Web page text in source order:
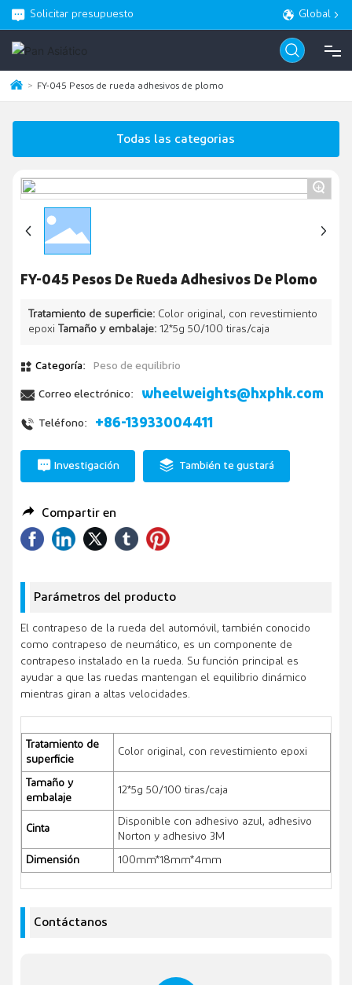
Solicitar presupuesto Global
CASA
ACERCA DE
BLOG
SERVICIO
CONTACTO
FY-045 Pesos de rueda adhesivos de plomo
Todas las categorias
+
FY-045 Pesos De Rueda Adhesivos De Plomo
Tratamiento de superficie: Color original, con revestimiento
epoxi
Tamaño y embalaje: 12*5g 50/100 tiras/caja
Categoría: Peso de equilibrio
Correo electrónico: wheelweights@hxphk.com
Teléfono: +86-13933004411
Investigación También te gustará
Compartir en
Parámetros del producto
El contrapeso de la rueda del automóvil, también conocido
como contrapeso de neumático, es un componente de
contrapeso instalado en la rueda. Su función principal es
ayudar a que las ruedas mantengan el equilibrio dinámico
mientras giran a altas velocidades.
Tratamiento de
superficie
Color original, con revestimiento epoxi
Tamaño y
embalaje
12*5g 50/100 tiras/caja
Cinta
Disponible con adhesivo azul, adhesivo
Norton y adhesivo 3M
Dimensión 100mm*18mm*4mm
Contáctanos